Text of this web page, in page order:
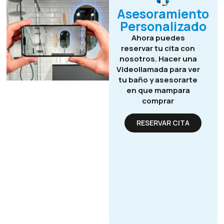
Asesoramiento
Personalizado
Ahora puedes
reservar tu cita con
nosotros. Hacer una
Videollamada para ver
tu baño y asesorarte
en que mampara
comprar
RESERVAR CITA